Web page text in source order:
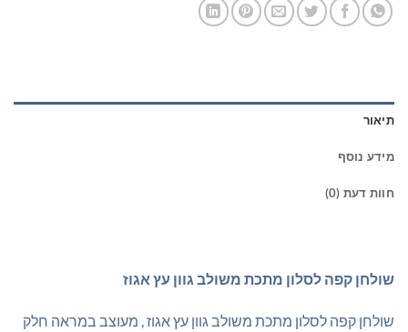
תיאור
מידע נוסף
חוות דעת (0)
שולחן קפה לסלון מתכת משולב גוון עץ אגוז
שולחן קפה לסלון מתכת משולב גוון עץ אגוז , מעוצב במראה חלק